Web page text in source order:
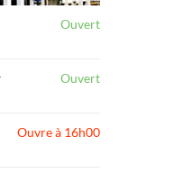
Ouvert
Ouvert
Ouvre à 16h00